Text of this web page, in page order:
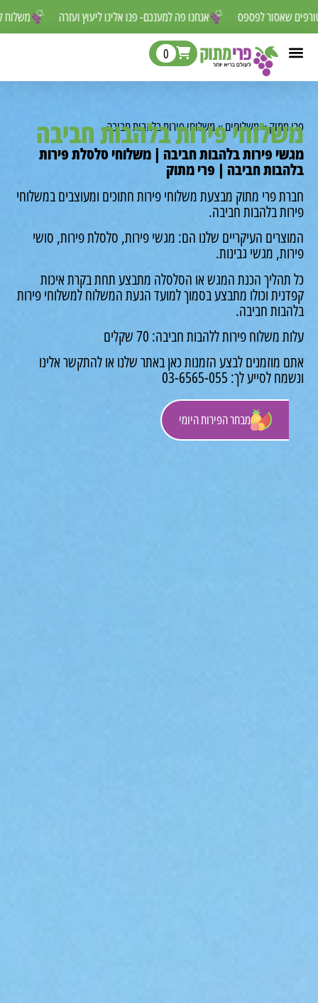
אנחנו פה למענכם- פנו אלינו ליעוץ ועזרה מטורפים שאסור לפספס
מבחר הפירות היומי
0
»משלוחים»משלוחי פירות בלהבות חביבה
פירות בלהבות חביבה
פירות בלהבות חביבה | משלוחי סלסלת פירות
חביבה | פרי מתוק
פרי מתוק מבצעת משלוחי פירות חתוכים ומעוצבים במשלוחי
בלהבות חביבה.
העיקריים שלנו הם: מגשי פירות, סלסלת פירות, סושי
מגשי גבינות.
הכנת המגש או הסלסלה מתבצע תחת בקרת איכות
וכולו מתבצע בסמוך למועד הגעת המשלוח למשלוחי פירות
חביבה.
משלוח פירות ללהבות חביבה: 70 שקלים
מוזמנים לבצע הזמנות כאן באתר שלנו או להתקשר אלינו
לך: 03-6565-055